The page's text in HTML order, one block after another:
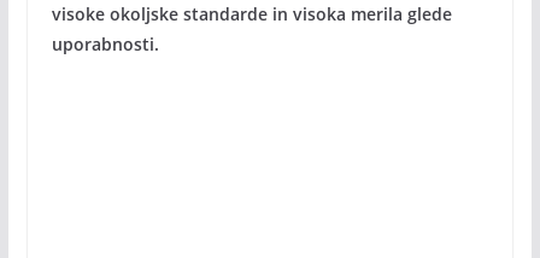
visoke okoljske standarde in visoka merila glede
uporabnosti.